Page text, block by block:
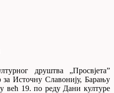
друштва „Просвјета”
Источну Славонију, Барању
већ 19. по реду Дани културе